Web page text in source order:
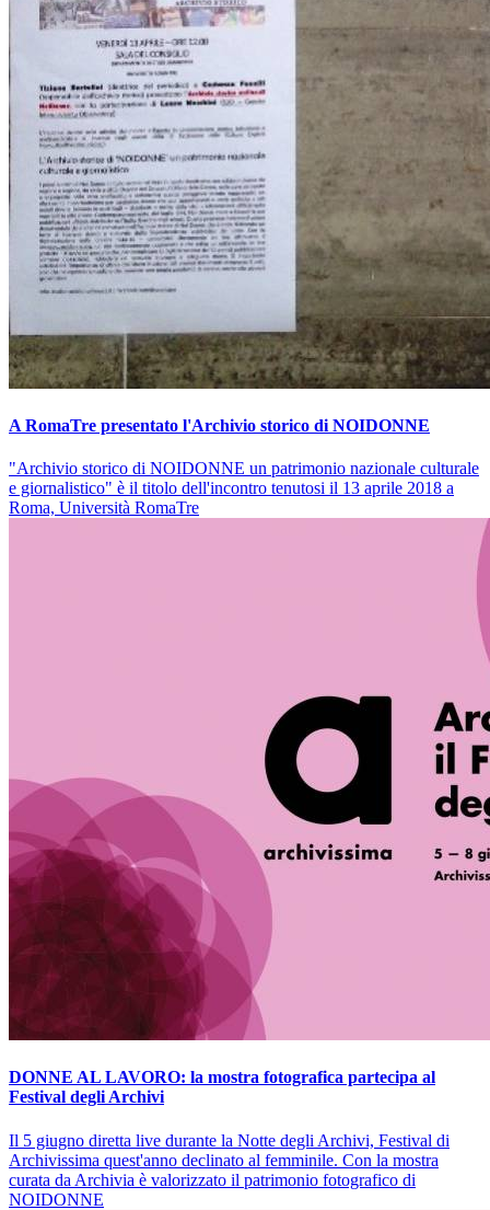
A RomaTre presentato l'Archivio storico di NOIDONNE
"Archivio storico di NOIDONNE un patrimonio nazionale culturale
e giornalistico" è il titolo dell'incontro tenutosi il 13 aprile 2018 a
Roma, Università RomaTre
DONNE AL LAVORO: la mostra fotografica partecipa al
Festival degli Archivi
Il 5 giugno diretta live durante la Notte degli Archivi, Festival di
Archivissima quest'anno declinato al femminile. Con la mostra
curata da Archivia è valorizzato il patrimonio fotografico di
NOIDONNE